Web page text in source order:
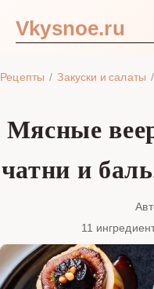
Vkysnoe.ru
Рецепты Закуски и салаты
Мясные
чатни и
11